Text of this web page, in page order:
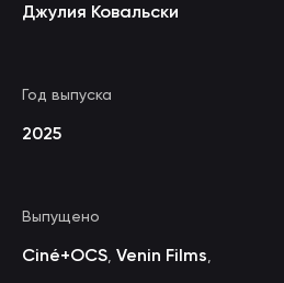
Джулия Ковальски
Год выпуска
2025
Выпущено
Ciné+OCS Venin Films